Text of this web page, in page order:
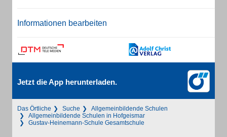
Informationen bearbeiten
Jetzt die App herunterladen.
Das Örtliche Suche
Allgemeinbildende Schulen
Allgemeinbildende Schulen in Hofgeismar
Gustav-Heinemann-Schule Gesamtschule